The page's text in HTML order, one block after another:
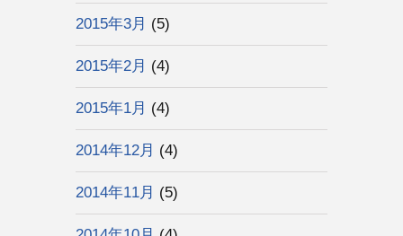
2015年3月 (5)
2015年2月 (4)
2015年1月 (4)
2014年12月 (4)
2014年11月 (5)